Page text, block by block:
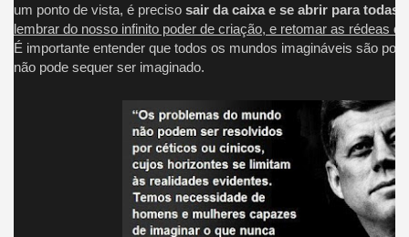
um ponto de vista, é preciso sair da caixa e se abrir para todas
lembrar do nosso infinito poder de criação, e retomar as rédeas
É importante entender que todos os mundos imagináveis são
não pode sequer ser imaginado.